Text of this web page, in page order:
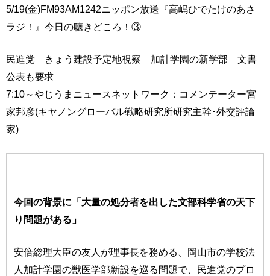
5/19(金)FM93AM1242ニッポン放送『高嶋ひでたけのあさ
ラジ！』今日の聴きどころ！③
民進党 きょう建設予定地視察 加計学園の新学部 文書
公表も要求
7:10～やじうまニュースネットワーク：コメンテーター宮
家邦彦(キヤノングローバル戦略研究所研究主幹･外交評論
家)
今回の背景に「大量の処分者を出した文部科学省の天下
り問題がある」
安倍総理大臣の友人が理事長を務める、岡山市の学校法
人加計学園の獣医学部新設を巡る問題で、民進党のプロ